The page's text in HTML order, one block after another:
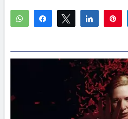
WhatsAppCompartirTwittear Compartir